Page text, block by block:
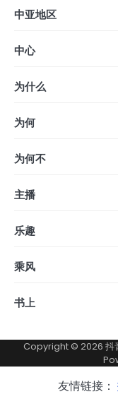
中亚地区
中心
为什么
为何
为何不
主播
乐趣
乘风
书上
Copyright © 2026 抖
友情链接：